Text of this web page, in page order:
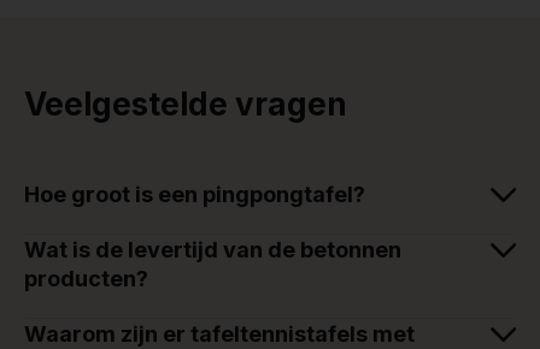
Veelgestelde vragen
Hoe groot is een pingpongtafel?
Wat is de levertijd van de betonnen
producten?
Waarom zijn er tafeltennistafels met